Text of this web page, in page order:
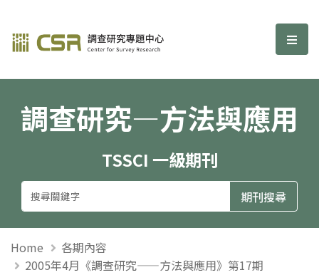
調查研究—方法與應用期刊 選
調查研究—方法與應用
TSSCI 一級期刊
Home
各期內容
2005年4月《調查研究——方法與應用》第17期